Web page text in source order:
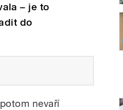
– je to
do
nevaří